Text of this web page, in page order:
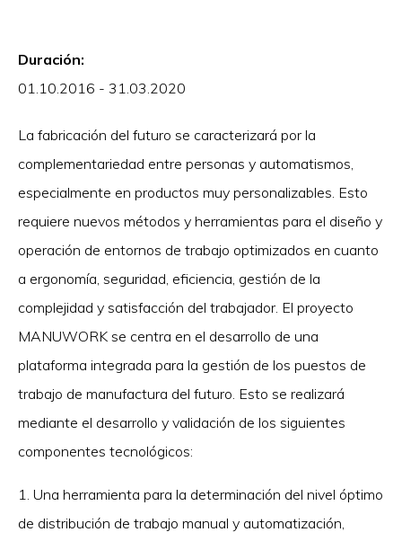
Duración:
01.10.2016 - 31.03.2020
La fabricación del futuro se caracterizará por la
complementariedad entre personas y automatismos,
especialmente en productos muy personalizables. Esto
requiere nuevos métodos y herramientas para el diseño y
operación de entornos de trabajo optimizados en cuanto
a ergonomía, seguridad, eficiencia, gestión de la
complejidad y satisfacción del trabajador. El proyecto
MANUWORK se centra en el desarrollo de una
plataforma integrada para la gestión de los puestos de
trabajo de manufactura del futuro. Esto se realizará
mediante el desarrollo y validación de los siguientes
componentes tecnológicos:
1. Una herramienta para la determinación del nivel óptimo
de distribución de trabajo manual y automatización,